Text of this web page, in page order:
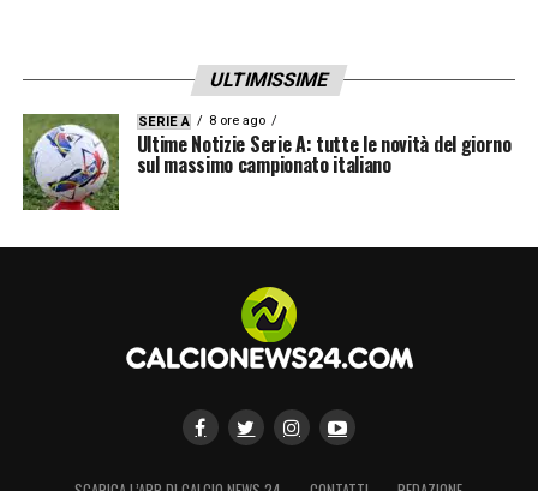
ULTIMISSIME
SERIE A 8 ore ago
Ultime Notizie Serie A: tutte le novità del giorno
sul massimo campionato italiano